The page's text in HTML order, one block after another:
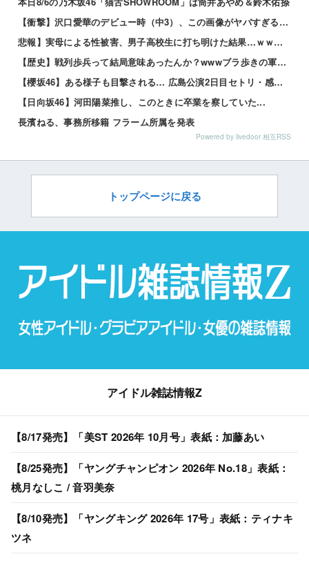
【衝撃】沢口愛華のデビュー時（中3）、この画像がヤバすぎるwwwwwwww 他
悲報】実母による性被害、男子高校生に打ち明けた結果…ｗｗｗｗ 他
【歴史】戦列歩兵って結局意味あったんか？wwwブラ歩きの軍隊かよ 他
【櫻坂46】ある様子も目撃される… 広島公演2日目セトリ・感想がこちら【全国ツアー2026 What...
【日向坂46】河田陽菜推し、このときに卒業を察していた...
長濱ねる、事務所移籍 フラーム所属を発表
Powered by livedoor 相互RSS
トップページに戻る
アイドル雑誌情報Z
【8/17発売】「美ST 2026年 10月号」表紙：加藤あい
【8/25発売】「ヤングチャンピオン 2026年 No.18」表紙：
桃月なしこ / 音羽美奈
【8/10発売】「ヤングキング 2026年 17号」表紙：ティナキ
ツネ